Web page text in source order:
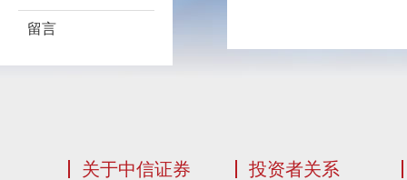
留言
关于中信证券 投资者关系